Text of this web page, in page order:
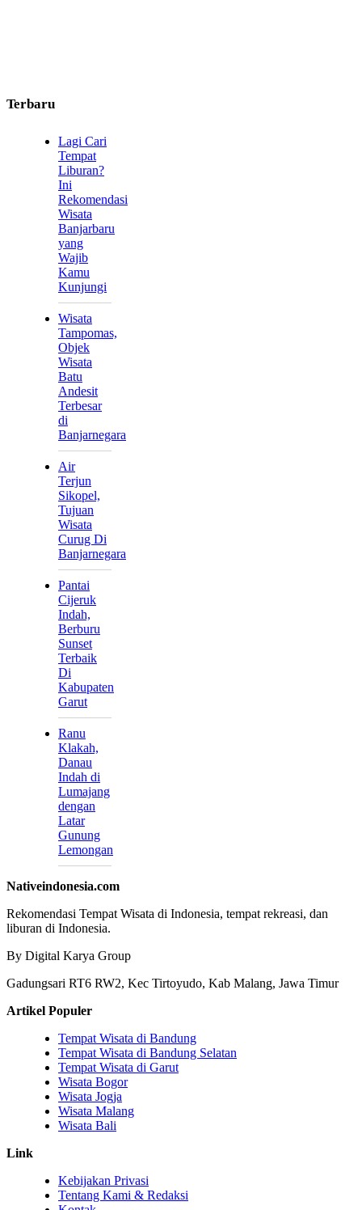
Terbaru
Lagi Cari
Tempat
Liburan?
Ini
Rekomendasi
Wisata
Banjarbaru
yang
Wajib
Kamu
Kunjungi
Wisata
Tampomas,
Objek
Wisata
Batu
Andesit
Terbesar
di
Banjarnegara
Air
Terjun
Sikopel,
Tujuan
Wisata
Curug Di
Banjarnegara
Pantai
Cijeruk
Indah,
Berburu
Sunset
Terbaik
Di
Kabupaten
Garut
Ranu
Klakah,
Danau
Indah di
Lumajang
dengan
Latar
Gunung
Lemongan
Nativeindonesia.com
Rekomendasi Tempat Wisata di Indonesia, tempat rekreasi, dan
liburan di Indonesia.
By Digital Karya Group
Gadungsari RT6 RW2, Kec Tirtoyudo, Kab Malang, Jawa Timur
Artikel Populer
Tempat Wisata di Bandung
Tempat Wisata di Bandung Selatan
Tempat Wisata di Garut
Wisata Bogor
Wisata Jogja
Wisata Malang
Wisata Bali
Link
Kebijakan Privasi
Tentang Kami & Redaksi